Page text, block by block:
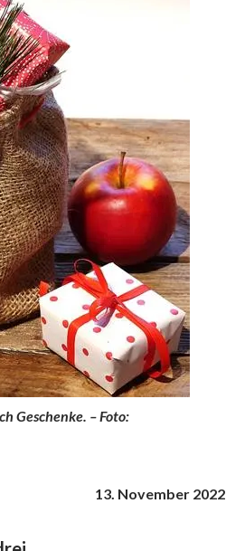
Geschenke. – Foto:
13. November 2022